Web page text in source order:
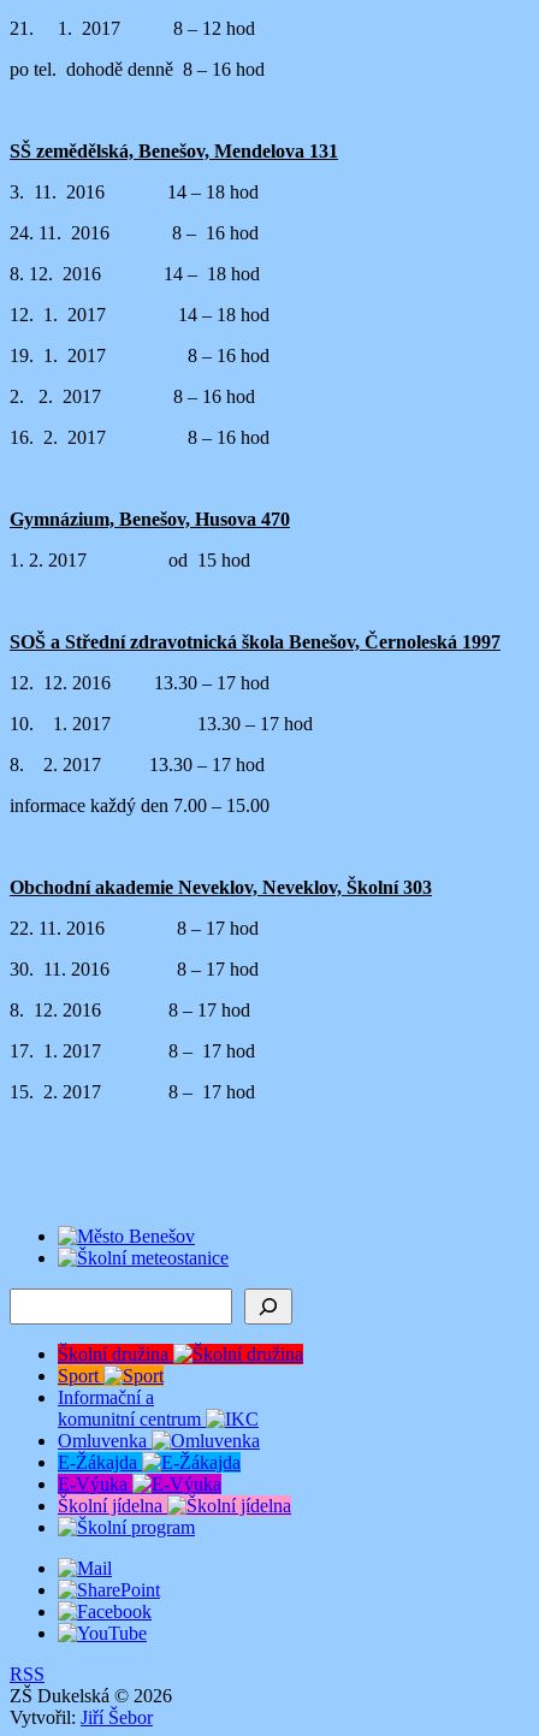
21. 1. 2017 8 – 12 hod
po tel. dohodě denně 8 – 16 hod
SŠ zemědělská, Benešov, Mendelova 131
3. 11. 2016 14 – 18 hod
24. 11. 2016 8 – 16 hod
8. 12. 2016 14 – 18 hod
12. 1. 2017 14 – 18 hod
19. 1. 2017 8 – 16 hod
2. 2. 2017 8 – 16 hod
16. 2. 2017 8 – 16 hod
Gymnázium, Benešov, Husova 470
1. 2. 2017 od 15 hod
SOŠ a Střední zdravotnická škola Benešov, Černoleská 1997
12. 12. 2016 13.30 – 17 hod
10. 1. 2017 13.30 – 17 hod
8. 2. 2017 13.30 – 17 hod
informace každý den 7.00 – 15.00
Obchodní akademie Neveklov, Neveklov, Školní 303
22. 11. 2016 8 – 17 hod
30. 11. 2016 8 – 17 hod
8. 12. 2016 8 – 17 hod
17. 1. 2017 8 – 17 hod
15. 2. 2017 8 – 17 hod
Školní družina
Sport
Informační a
komunitní centrum
Omluvenka
E-Žákajda
E-Výuka
Školní jídelna
RSS
ZŠ Dukelská © 2026
Vytvořil: Jiří Šebor